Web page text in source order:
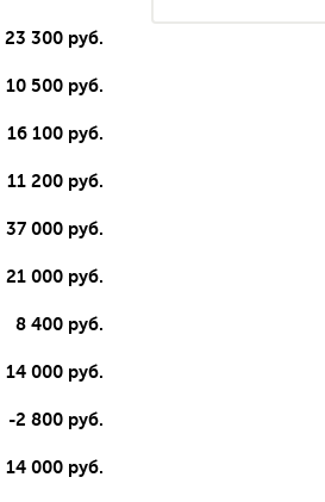
23 300 руб.
10 500 руб.
16 100 руб.
11 200 руб.
37 000 руб.
21 000 руб.
8 400 руб.
14 000 руб.
-2 800 руб.
14 000 руб.